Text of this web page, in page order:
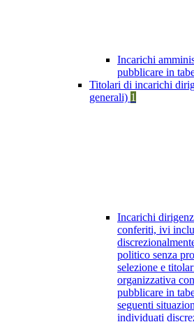
Incarichi
pubblicare in
Titolari di incarichi
generali) 1
Incarichi
conferiti, ivi
politico senza
selezione e
organizzativa
pubblicare in
seguenti
individuati